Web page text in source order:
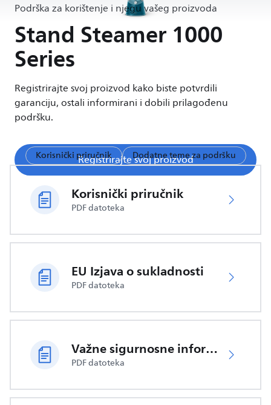
Podrška za korištenje i njegu vašeg proizvoda
Stand Steamer 1000
Series
Registrirajte svoj proizvod kako biste potvrdili
garanciju, ostali informirani i dobili prilagođenu
podršku.
Registrirajte svoj proizvod
Korisnički priručnik Dodatne teme za podršku
Korisnički priručnik
PDF datoteka
EU Izjava o sukladnosti
PDF datoteka
Važne sigurnosne informacije
PDF datoteka